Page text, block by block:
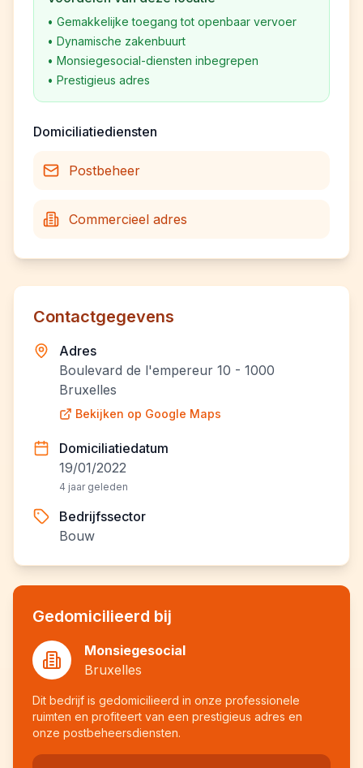
• Gemakkelijke toegang tot openbaar vervoer
• Dynamische zakenbuurt
• Monsiegesocial-diensten inbegrepen
• Prestigieus adres
Domiciliatiediensten
Postbeheer
Commercieel adres
Contactgegevens
Adres
Boulevard de l'empereur 10 - 1000
Bruxelles
Bekijken op Google Maps
Domiciliatiedatum
19/01/2022
4 jaar geleden
Bedrijfssector
Bouw
Gedomicilieerd bij
Monsiegesocial
Bruxelles
Dit bedrijf is gedomicilieerd in onze professionele
ruimten en profiteert van een prestigieus adres en
onze postbeheersdiensten.